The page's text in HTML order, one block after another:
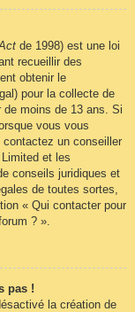
de 1998) est une loi
recueillir des
obtenir le
pour la collecte de
de moins de 13 ans. Si
vous vous
contactez un conseiller
et les
conseils juridiques et
de toutes sortes,
« Qui contacter pour
? ».
pas !
la création de